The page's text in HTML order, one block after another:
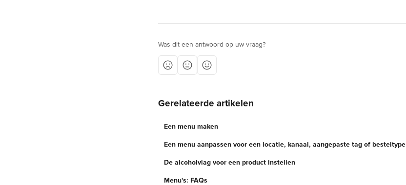
Was dit een antwoord op uw vraag?
Gerelateerde artikelen
Een menu maken
Een menu aanpassen voor een locatie, kanaal, aangepaste tag of besteltype
De alcoholvlag voor een product instellen
Menu's: FAQs